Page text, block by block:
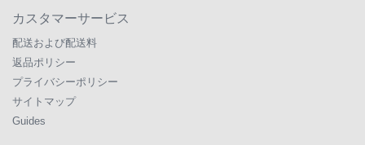
カスタマーサービス
配送および配送料
返品ポリシー
プライバシーポリシー
サイトマップ
Guides